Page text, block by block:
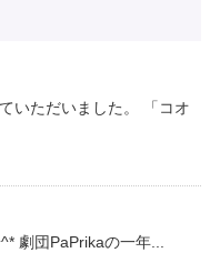
いただいました。 「コオ
劇団PaPrikaの一年...